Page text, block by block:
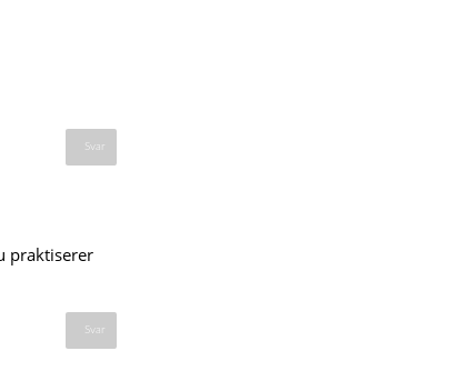
Svar
praktiserer
Svar